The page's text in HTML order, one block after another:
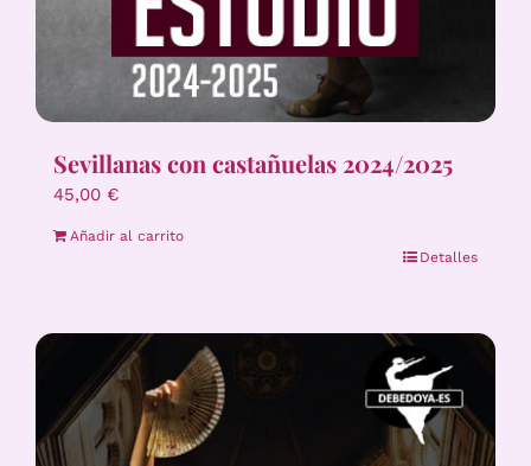
Sevillanas con castañuelas 2024/2025
45,00 €
Añadir al carrito
Detalles